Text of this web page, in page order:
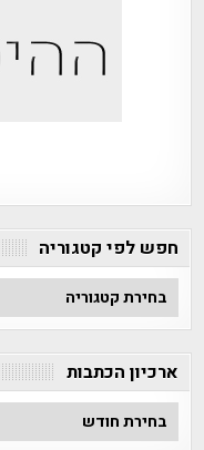
חפש לפי קטגוריה
חפש
לפי
קטגוריה
ארכיון הכתבות
ארכיון
הכתבות